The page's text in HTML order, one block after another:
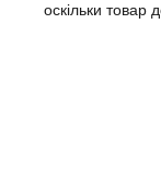
оскільки товар